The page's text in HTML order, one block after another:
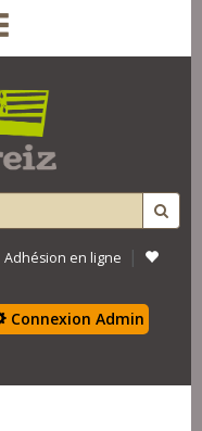
Adhésion en ligne |
Connexion Admin